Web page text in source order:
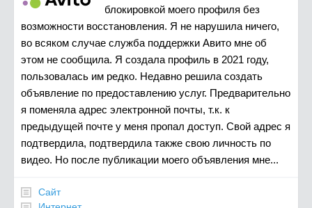
блокировкой моего профиля без
возможности восстановления. Я не нарушила ничего,
во всяком случае служба поддержки Авито мне об
этом не сообщила. Я создала профиль в 2021 году,
пользовалась им редко. Недавно решила создать
объявление по предоставлению услуг. Предварительно
я поменяла адрес электронной почты, т.к. к
предыдущей почте у меня пропал доступ. Свой адрес я
подтвердила, подтвердила также свою личность по
видео. Но после публикации моего объявления мне...
Сайт